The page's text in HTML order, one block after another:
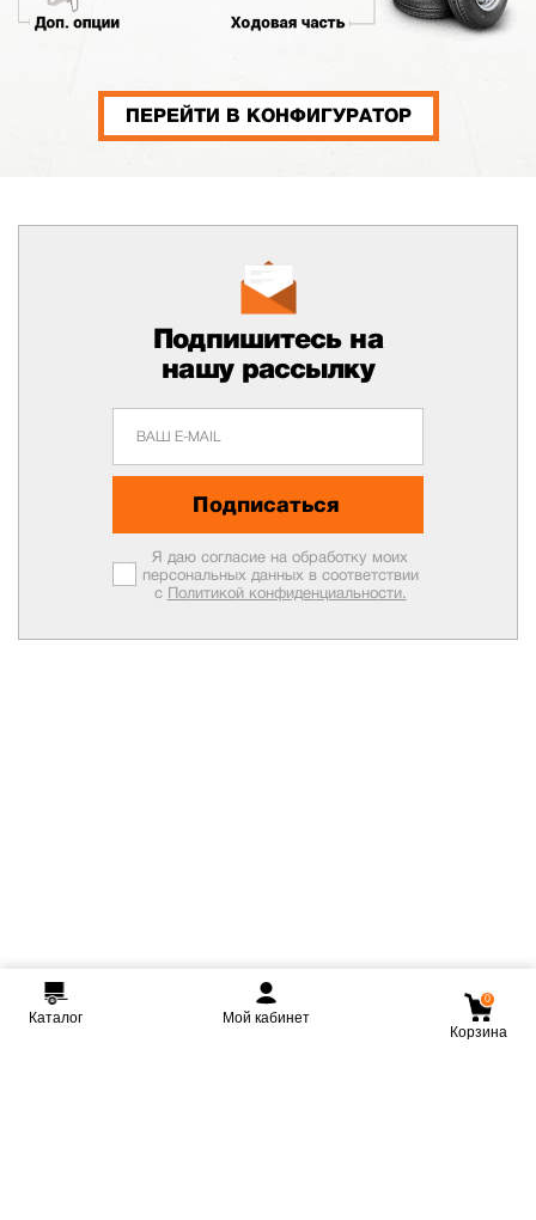
ПЕРЕЙТИ В КОНФИГУРАТОР
Подпишитесь на
нашу рассылку
Подписаться
Я даю согласие на обработку моих
персональных данных в соответствии
с Политикой конфиденциальности.
Каталог Мой кабинет
0
Корзина